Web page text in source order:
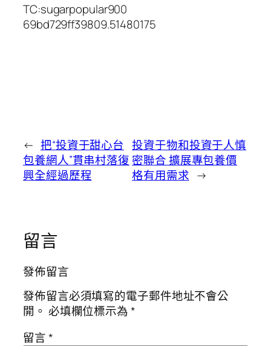
TC:sugarpopular900
69bd729ff39809.51480175
← 把“投資于甜心台
包養網人”貫串村落復
興全經過歷程
投資于物和投資于人慎
密聯合 擴展專包養價
格有用需求 →
留言
發佈留言
發佈留言必須填寫的電子郵件地址不會公
開。 必填欄位標示為*
留言*